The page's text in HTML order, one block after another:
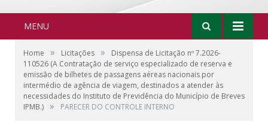
MENU
Home » Licitações »
Dispensa de Licitação nº 7.2026-
110526 (A Contratação de serviço especializado de reserva e
emissão de bilhetes de passagens aéreas nacionais por
intermédio de agência de viagem, destinados a atender às
necessidades do Instituto de Previdência do Município de Breves
IPMB.) » PARECER DO CONTROLE INTERNO